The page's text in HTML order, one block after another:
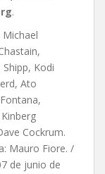
.
Kodi
Ato
Cockrum.
Mauro Fiore. /
de junio de